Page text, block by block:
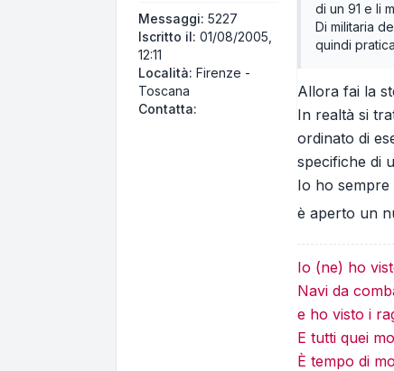
Messaggi: 5227
Iscritto il: 01/08/2005,
12:11
Località: Firenze -
Toscana
Contatta:
Contatta Centerfire
di un 91 e li
Di militaria
quindi
Allora fai la
In realtà si
ordinato di
specifiche di
Io ho
è aperto un
Io (ne) ho
Navi da
e ho visto i
E tutti quei
È tempo di